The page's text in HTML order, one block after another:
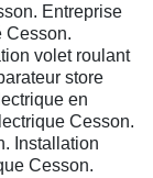
Entreprise
Cesson.
volet roulant
store
en
Cesson.
Installation
Cesson.